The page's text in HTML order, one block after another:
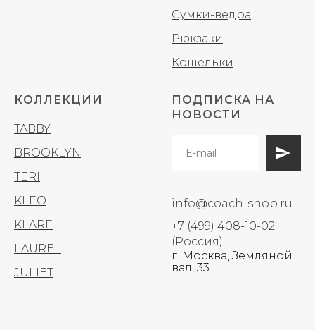
Сумки-ведра
Рюкзаки
Кошельки
КОЛЛЕКЦИИ
TABBY
BROOKLYN
TERI
KLEO
KLARE
LAUREL
JULIET
ПОДПИСКА НА
НОВОСТИ
info@coach-shop.ru
+7 (499) 408-10-02
(Россия)
г. Москва, Земляной
вал, 33